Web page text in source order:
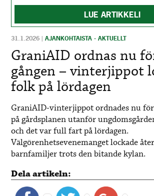
LUE ARTIKKELI
31.1.2026 |AJANKOHTAISTA - AKTUELLT
GraniAID ordnas nu
gången – vinterjippot
folk på lördagen
GraniAID-vinterjippot ordnades nu för
på gårdsplanen utanför
och det varfull fart på lördagen.
Välgörenhetsevenemanget lockade
barnfamiljer trots den bitande kylan.
Dela artikeln: